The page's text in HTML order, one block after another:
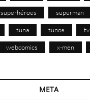
superhéroes superman
tuna tunos tv
webcomics x-men
META